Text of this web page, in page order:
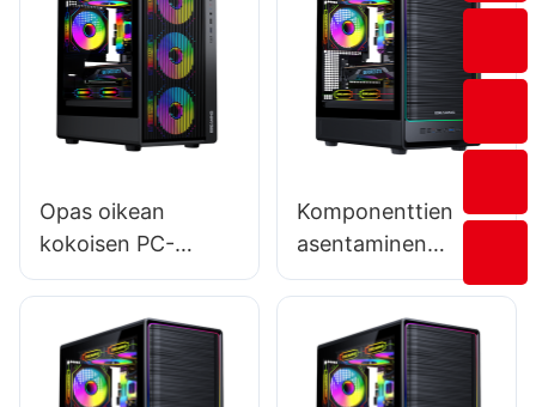
Opas oikean
kokoisen PC-
kotelon valintaan
Komponenttien
asentaminen
pelitietokoneiden
Vaiheittainen
opastus